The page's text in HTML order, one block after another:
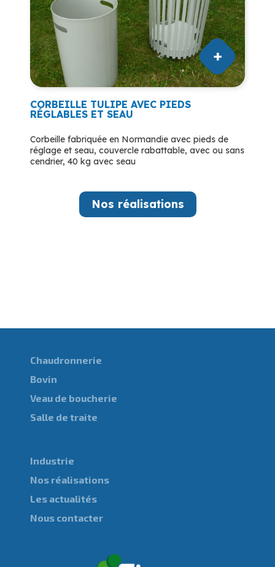
CORBEILLE TULIPE AVEC PIEDS
RÉGLABLES ET SEAU
Corbeille fabriquée en Normandie avec pieds de
réglage et seau, couvercle rabattable, avec ou sans
cendrier, 40 kg avec seau
Nos réalisations
Chaudronnerie
Bovin
Veau de boucherie
Salle de traite
Industrie
Nos réalisations
Les actualités
Nous contacter